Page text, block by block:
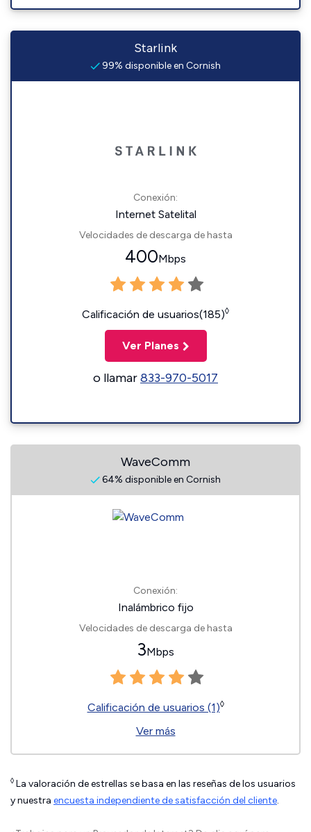
Starlink
99% disponible en Cornish
Conexión:
Internet Satelital
Velocidades de descarga de hasta
400Mbps
Calificación de usuarios(185)◊
Ver Planes
o llamar833-970-5017
WaveComm
64% disponible en Cornish
Conexión:
Inalámbrico fijo
Velocidades de descarga de hasta
3Mbps
Calificación de usuarios (1)◊
Ver más
◊ La valoración de estrellas se basa en las reseñas de los usuarios
y nuestra encuesta independiente de satisfacción del cliente.